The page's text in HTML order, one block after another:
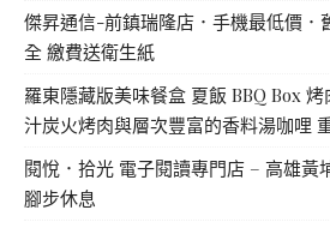
傑昇通信-前鎮瑞隆店．手機最低價．
全 繳費送衛生紙
羅東隱藏版美味餐盒 夏飯 BBQ Box
汁炭火烤肉與層次豐富的香料湯咖哩
閱悅．拾光 電子閱讀專門店 – 高雄黃
腳步休息